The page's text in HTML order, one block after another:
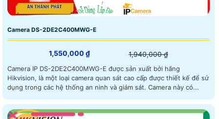
Camera DS-2DE2C400MWG-E
1,550,000 ₫ 1,940,000 ₫
Camera IP DS-2DE2C400MWG-E được sản xuất bởi hãng
Hikvision, là một loại camera quan sát cao cấp được thiết kế để sử
dụng trong các hệ thống an ninh và giám sát. Camera này có...